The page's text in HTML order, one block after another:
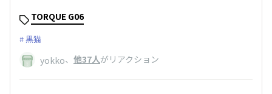
TORQUE G06
黒猫
yokko、 他37人がリアクション